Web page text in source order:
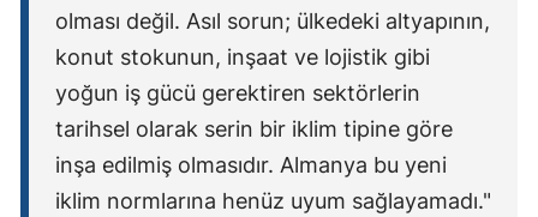
olması değil. Asıl sorun; ülkedeki altyapının,
konut stokunun, inşaat ve lojistik gibi
yoğun iş gücü gerektiren sektörlerin
tarihsel olarak serin bir iklim tipine göre
inşa edilmiş olmasıdır. Almanya bu yeni
iklim normlarına henüz uyum sağlayamadı."